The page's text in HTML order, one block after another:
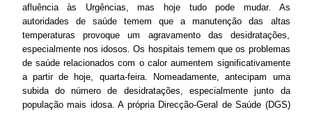
afluência às Urgências, mas hoje tudo pode mudar. As
autoridades de saúde temem que a manutenção das altas
temperaturas provoque um agravamento das desidratações,
especialmente nos idosos. Os hospitais temem que os problemas
de saúde relacionados com o calor aumentem significativamente
a partir de hoje, quarta-feira. Nomeadamente, antecipam uma
subida do número de desidratações, especialmente junto da
população mais idosa. A própria Direcção-Geral de Saúde (DGS)